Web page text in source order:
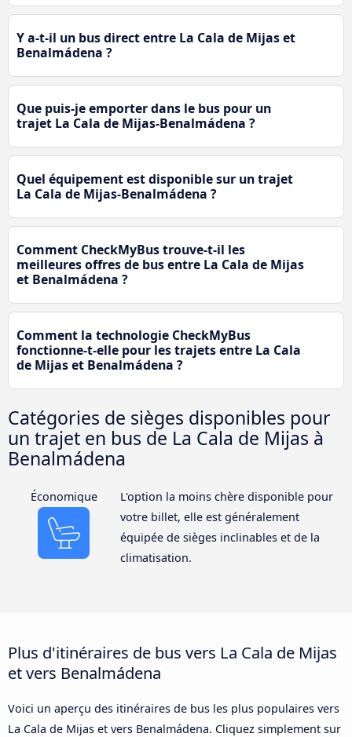
Y a-t-il un bus direct entre La Cala de Mijas et
Benalmádena ?
Que puis-je emporter dans le bus pour un
trajet La Cala de Mijas-Benalmádena ?
Quel équipement est disponible sur un trajet
La Cala de Mijas-Benalmádena ?
Comment CheckMyBus trouve-t-il les
meilleures offres de bus entre La Cala de Mijas
et Benalmádena ?
Comment la technologie CheckMyBus
fonctionne-t-elle pour les trajets entre La Cala
de Mijas et Benalmádena ?
Catégories de sièges disponibles pour
un trajet en bus de La Cala de Mijas à
Benalmádena
Économique
L'option la moins chère disponible pour
votre billet, elle est généralement
équipée de sièges inclinables et de la
climatisation.
Plus d'itinéraires de bus vers La Cala de Mijas
et vers Benalmádena
Voici un aperçu des itinéraires de bus les plus populaires vers
La Cala de Mijas et vers Benalmádena. Cliquez simplement sur